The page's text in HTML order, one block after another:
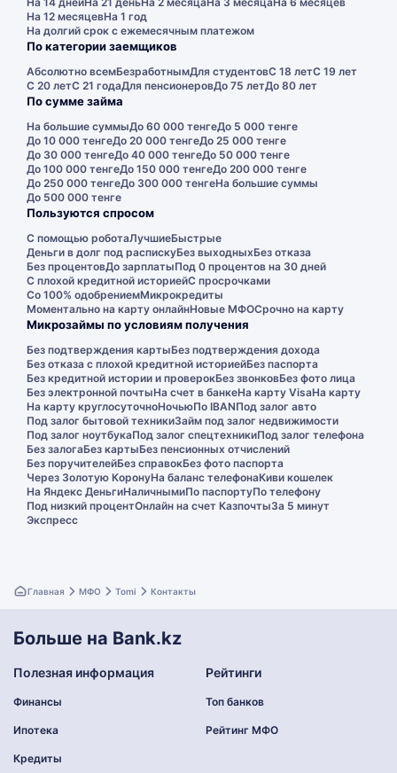
На 12 месяцевНа 1 год
На долгий срок с ежемесячным платежом
По категории заемщиков
Абсолютно всемБезработнымДля студентовС 18 летС 19 лет
С 20 летС 21 годаДля пенсионеровДо 75 летДо 80 лет
По сумме займа
На большие суммыДо 60 000 тенгеДо 5 000 тенге
До 10 000 тенгеДо 20 000 тенгеДо 25 000 тенге
До 30 000 тенгеДо 40 000 тенгеДо 50 000 тенге
До 100 000 тенгеДо 150 000 тенгеДо 200 000 тенге
До 250 000 тенгеДо 300 000 тенгеНа большие суммы
До 500 000 тенге
Пользуются спросом
С помощью роботаЛучшиеБыстрые
Деньги в долг под распискуБез выходныхБез отказа
Без процентовДо зарплатыПод 0 процентов на 30 дней
С плохой кредитной историейС просрочками
Со 100% одобрениемМикрокредиты
Моментально на карту онлайнНовые МФОСрочно на карту
Микрозаймы по условиям получения
Без подтверждения картыБез подтверждения дохода
Без отказа с плохой кредитной историейБез паспорта
Без кредитной истории и проверокБез звонковБез фото лица
Без электронной почтыНа счет в банкеНа карту VisaНа карту
На карту круглосуточноНочьюПо IBANПод залог авто
Под залог бытовой техникиЗайм под залог недвижимости
Под залог ноутбукаПод залог спецтехникиПод залог телефона
Без залогаБез картыБез пенсионных отчислений
Без поручителейБез справокБез фото паспорта
Через Золотую КоронуНа баланс телефонаКиви кошелек
На Яндекс ДеньгиНаличнымиПо паспортуПо телефону
Под низкий процентОнлайн на счет КазпочтыЗа 5 минут
Экспресс
Главная МФО Tomi Контакты
Больше на Bank.kz
Полезная информация
Финансы
Ипотека
Кредиты
Рейтинги
Топ банков
Рейтинг МФО